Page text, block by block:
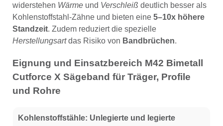
widerstehen Wärme und Verschleiß deutlich besser als
Kohlenstoffstahl-Zähne und bieten eine 5–10x höhere
Standzeit. Zudem reduziert die spezielle
Herstellungsartdas Risiko von Bandbrüchen.
Eignung und Einsatzbereich M42 Bimetall
Cutforce X Sägeband für Träger, Profile
und Rohre
Kohlenstoffstähle: Unlegierte und legierte